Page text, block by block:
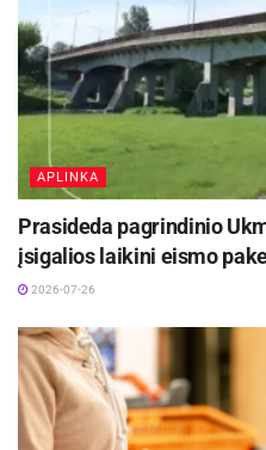
APLINKA
Prasideda pagrindinio
įsigalios laikini eismo
2026-07-26